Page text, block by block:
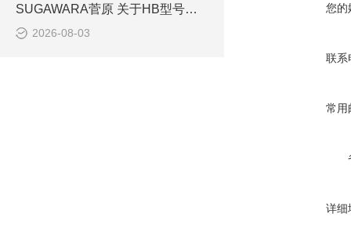
SUGAWARA菅原 关于HB型号的故障和失效
2026-08-03
您的
联系
常用
详细